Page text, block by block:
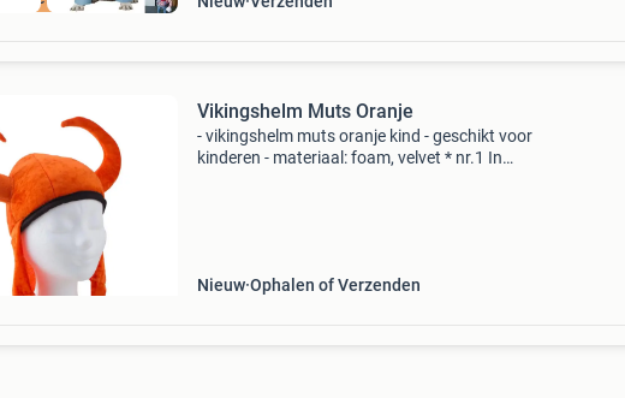
Vikingshelm Muts Oranje
- vikingshelm muts oranje kind - geschikt voor
kinderen - materiaal: foam, velvet * nr.1 In
Nieuw Ophalen of Verzenden